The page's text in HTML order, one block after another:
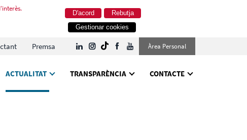
Rebutja
D'acord
Gestionar cookies
Premsa Àrea Personal
ACTUALITAT TRANSPARÈNCIA CONTACTE